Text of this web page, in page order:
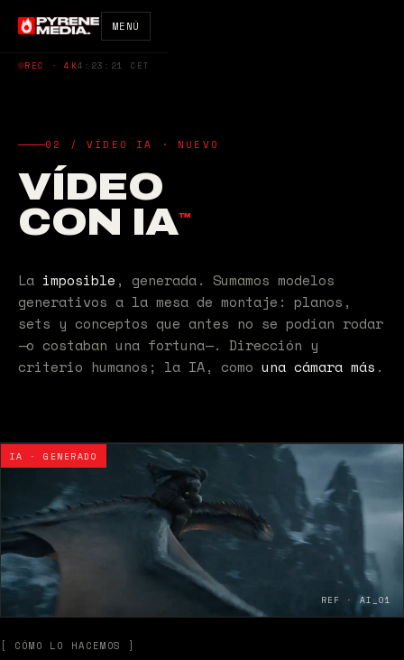
MENÚ
REC · 4K4:23:22 CET
02 / VÍDEO IA · NUEVO
VÍDEO
CON IA™
La imposible , generada. Sumamos modelos
generativos a la mesa de montaje: planos,
sets y conceptos que antes no se podían rodar
—o costaban una fortuna—. Dirección y
criterio humanos; la IA, comouna cámara más .
IA · GENERADO
REF · AI_01
[ CÓMO LO HACEMOS ]